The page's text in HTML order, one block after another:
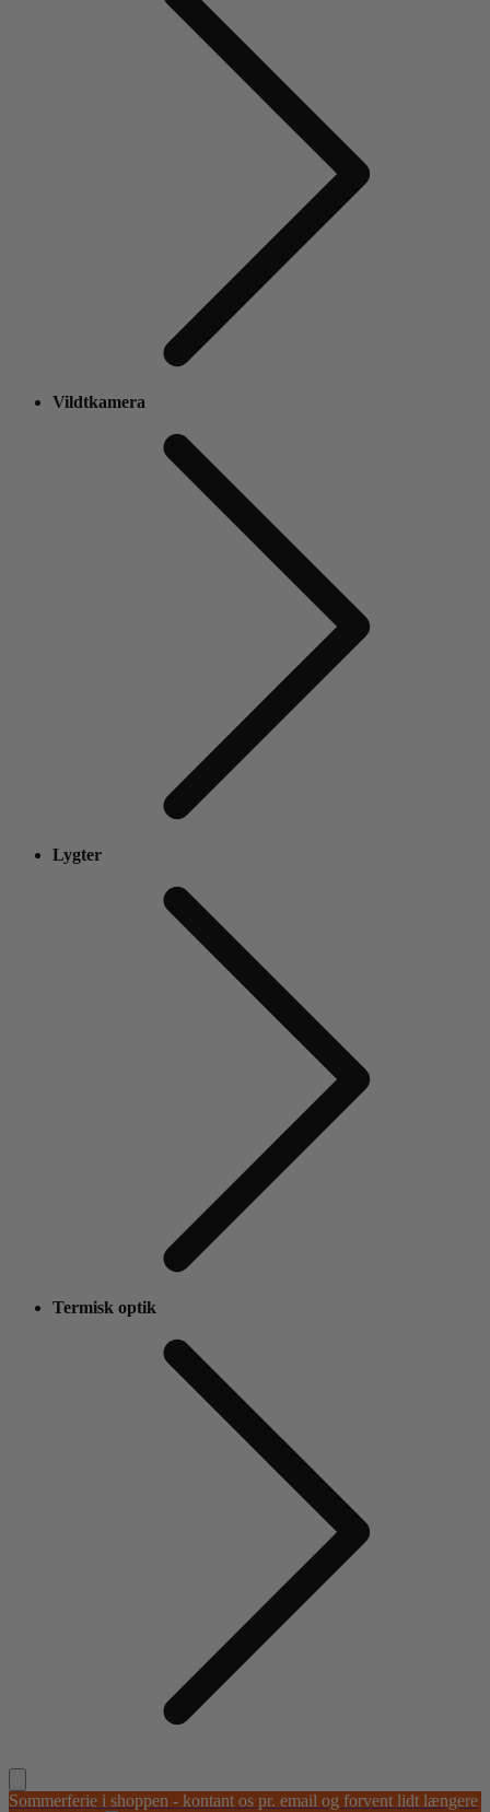
Vildtkamera
Lygter
Termisk optik
Sommerferie i shoppen - kontant os pr. email og forvent lidt længere